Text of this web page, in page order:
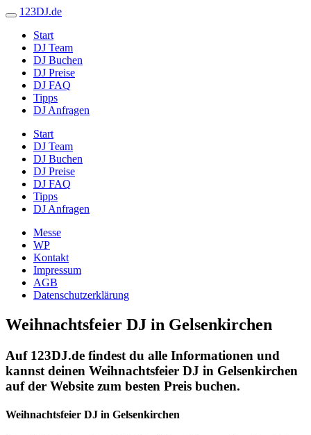
123DJ.de
Start
DJ Team
DJ Buchen
DJ Preise
DJ FAQ
Tipps
DJ Anfragen
Start
DJ Team
DJ Buchen
DJ Preise
DJ FAQ
Tipps
DJ Anfragen
Messe
WP
Kontakt
Impressum
AGB
Datenschutzerklärung
Weihnachtsfeier DJ in Gelsenkirchen
Auf 123DJ.de findest du alle Informationen und
kannst deinen Weihnachtsfeier DJ in Gelsenkirchen
auf der Website zum besten Preis buchen.
Weihnachtsfeier DJ in Gelsenkirchen